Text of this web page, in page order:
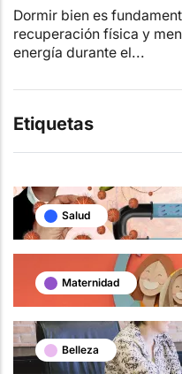
Dormir bien es
recuperación física y
energía durante el...
Etiquetas
Salud
Maternidad
Belleza